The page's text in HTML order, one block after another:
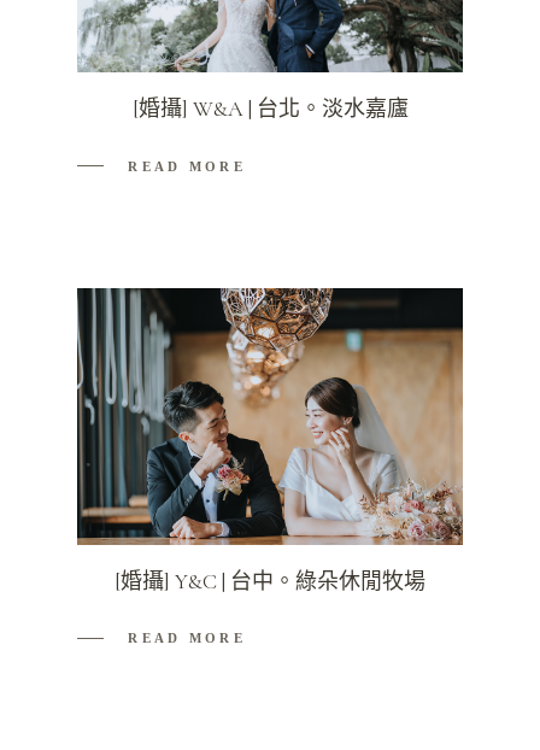
[婚攝] W&A | 台北。淡水嘉廬
READ MORE
[婚攝] Y&C | 台中。綠朵休閒牧場
READ MORE